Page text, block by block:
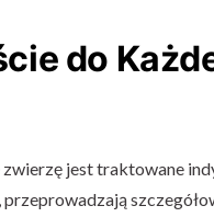
do
jest traktowane